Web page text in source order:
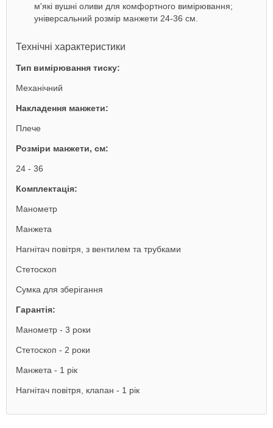
м'які вушні оливи для комфортного вимірювання;
універсальний розмір манжети 24-36 см.
Технічні характеристики
Тип вимірювання тиску:
Механічний
Накладення манжети:
Плече
Розміри манжети, см:
24 - 36
Комплектація:
Манометр
Манжета
Нагнітач повітря, з вентилем та трубками
Стетоскоп
Сумка для зберігання
Гарантія:
Манометр - 3 роки
Стетоскоп - 2 роки
Манжета - 1 рік
Нагнітач повітря, клапан - 1 рік